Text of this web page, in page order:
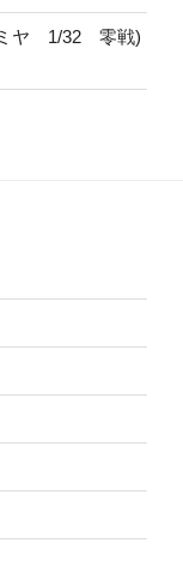
ミヤ 1/32 零戦)